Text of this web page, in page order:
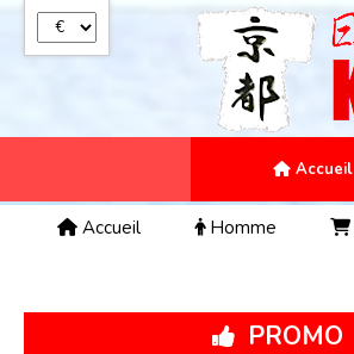
Accueil
Accueil Homme
PROMO
Panneau de gestion des cookies